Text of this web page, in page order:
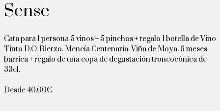
Sense
Cata para 1 persona 5 vinos + 5 pinchos + regalo 1 botella de Vino
Tinto D.O. Bierzo. Mencía Centenaria. Viña de Moya. 6 meses
barrica + regalo de una copa de degustación troncocónica de
33cl.
Desde40,00€